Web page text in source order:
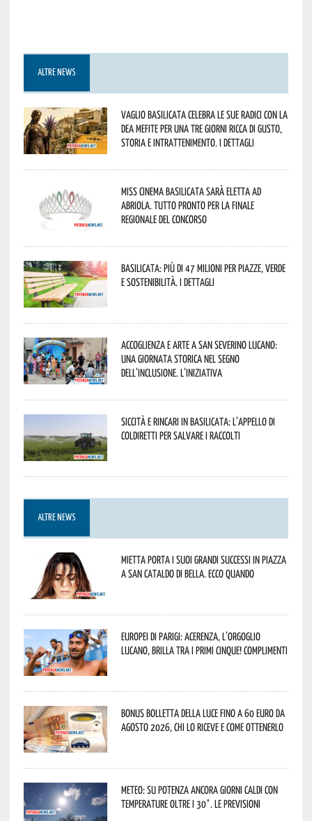
ALTRE NEWS
Vaglio Basilicata celebra le sue radici con la
Dea Mefite per una tre giorni ricca di gusto,
storia e intrattenimento. I dettagli
Miss Cinema Basilicata sarà eletta ad
Abriola. Tutto pronto per la finale
regionale del concorso
Basilicata: più di 47 milioni per piazze, verde
e sostenibilità. I dettagli
Accoglienza e arte a San Severino Lucano:
una giornata storica nel segno
dell’inclusione. L’iniziativa
Siccità e rincari in Basilicata: l’appello di
Coldiretti per salvare i raccolti
ALTRE NEWS
Mietta porta i suoi grandi successi in piazza
a San Cataldo di Bella. Ecco quando
Europei di Parigi: Acerenza, l’orgoglio
lucano, brilla tra i primi cinque! Complimenti
Bonus bolletta della luce fino a 60 euro da
agosto 2026, chi lo riceve e come ottenerlo
Meteo: su Potenza ancora giorni caldi con
temperature oltre i 30°. Le previsioni